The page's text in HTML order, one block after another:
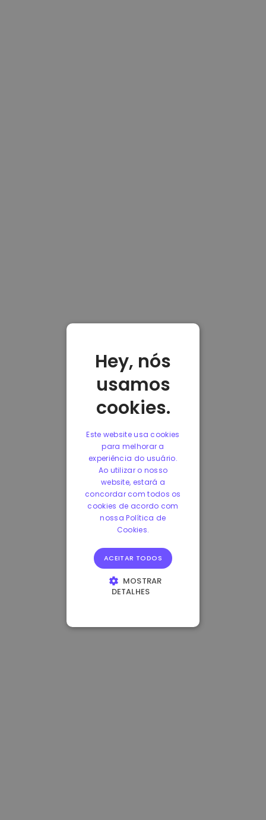
Hey, nós
usamos
cookies.
Este website usa cookies
para melhorar a
experiência do usuário.
Ao utilizar o nosso
website, estará a
concordar com todos os
cookies de acordo com
nossa Política de
Cookies.
ACEITAR TODOS
MOSTRAR
DETALHES